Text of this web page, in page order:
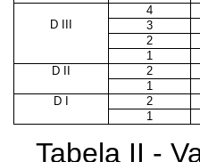
4
D III
3
2
1
D II
2
1
D I
2
1
Tabela II -